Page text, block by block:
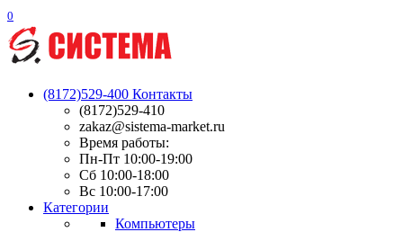
0
(8172)529-400 Контакты
(8172)529-410
zakaz@sistema-market.ru
Время работы:
Пн-Пт 10:00-19:00
Сб 10:00-18:00
Вс 10:00-17:00
Категории
Компьютеры